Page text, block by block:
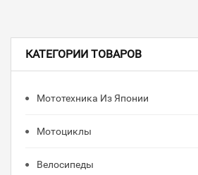
КАТЕГОРИИ ТОВАРОВ
Мототехника Из Японии
Мотоциклы
Велосипеды